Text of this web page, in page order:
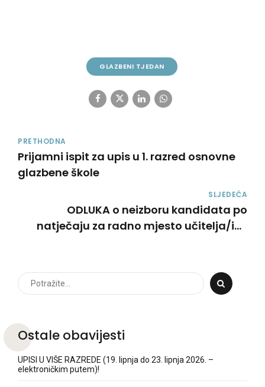
GLAZBENI TJEDAN
PRETHODNA
Prijamni ispit za upis u 1. razred osnovne
glazbene škole
SLJEDEĆA
ODLUKA o neizboru kandidata po
natječaju za radno mjesto učitelja/ice
Ostale obavijesti
UPISI U VIŠE RAZREDE (19. lipnja do 23. lipnja 2026. –
elektroničkim putem)!